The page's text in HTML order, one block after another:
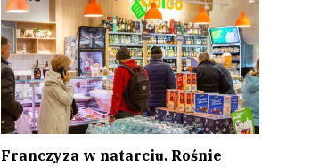
Franczyza w natarciu. Rośnie